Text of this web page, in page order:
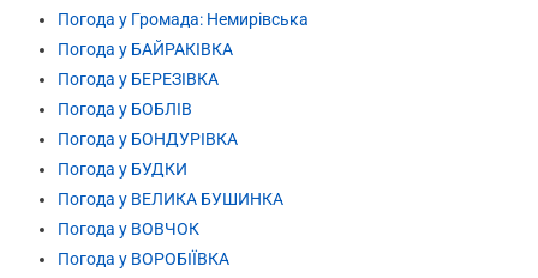
Погода у Громада: Немирівська
Погода у БАЙРАКІВКА
Погода у БЕРЕЗІВКА
Погода у БОБЛІВ
Погода у БОНДУРІВКА
Погода у БУДКИ
Погода у ВЕЛИКА БУШИНКА
Погода у ВОВЧОК
Погода у ВОРОБІЇВКА